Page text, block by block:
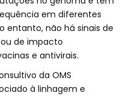
em diferentes
entanto, não há sinais de
de impacto
e antivirais.
da OMS
à linhagem e